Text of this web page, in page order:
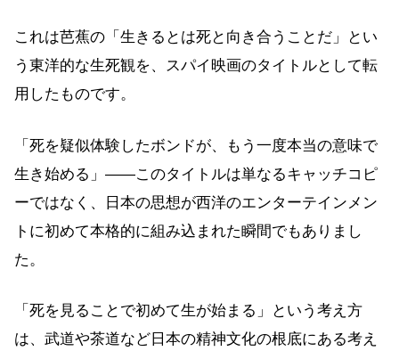
これは芭蕉の「生きるとは死と向き合うことだ」とい
う東洋的な生死観を、スパイ映画のタイトルとして転
用したものです。
「死を疑似体験したボンドが、もう一度本当の意味で
生き始める」——このタイトルは単なるキャッチコピ
ーではなく、日本の思想が西洋のエンターテインメン
トに初めて本格的に組み込まれた瞬間でもありまし
た。
「死を見ることで初めて生が始まる」という考え方
は、武道や茶道など日本の精神文化の根底にある考え